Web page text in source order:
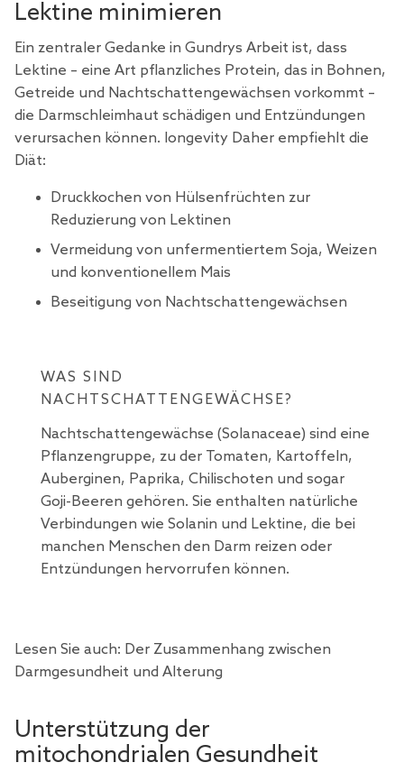
Lektine minimieren
Ein zentraler Gedanke in Gundrys Arbeit ist, dass
Lektine – eine Art pflanzliches Protein, das in Bohnen,
Getreide und Nachtschattengewächsen vorkommt –
die Darmschleimhaut schädigen und Entzündungen
verursachen können. longevity Daher empfiehlt die
Diät:
Druckkochen von Hülsenfrüchten zur
Reduzierung von Lektinen
Vermeidung von unfermentiertem Soja, Weizen
und konventionellem Mais
Beseitigung von Nachtschattengewächsen
WAS SIND
NACHTSCHATTENGEWÄCHSE?
Nachtschattengewächse (Solanaceae) sind eine
Pflanzengruppe, zu der Tomaten, Kartoffeln,
Auberginen, Paprika, Chilischoten und sogar
Goji-Beeren gehören. Sie enthalten natürliche
Verbindungen wie Solanin und Lektine, die bei
manchen Menschen den Darm reizen oder
Entzündungen hervorrufen können.
Lesen Sie auch: Der Zusammenhang zwischen
Darmgesundheit und Alterung
Unterstützung der
mitochondrialen Gesundheit